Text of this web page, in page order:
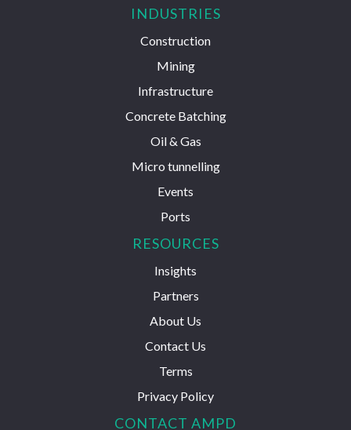
INDUSTRIES
Construction
Mining
Infrastructure
Concrete Batching
Oil & Gas
Micro tunnelling
Events
Ports
RESOURCES
Insights
Partners
About Us
Contact Us
Terms
Privacy Policy
CONTACT AMPD